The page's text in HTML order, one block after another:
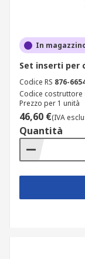
In
Set inserti per
Codice RS 876-
Codice costruttore
Prezzo per 1 unità
46,60 €(IVA
Quantità